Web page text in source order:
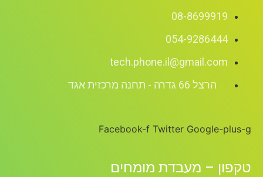
08-8699919
054-9286444
tech.phone.il@gmail.com
הרצל 66 גדרה - תחנה מרכזית אגד
Facebook-f Twitter Google-plus-g
טקפון – מעבדת מומחים